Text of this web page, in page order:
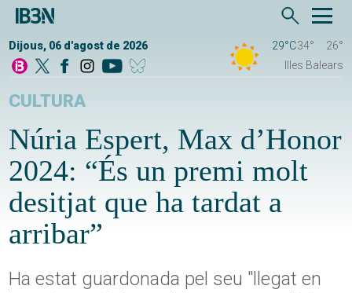
Dijous, 06 d'agost de 2026 29°C34°
26°
Illes Balears
CULTURA
Núria Espert, Max d’Honor
2024: “És un premi molt
desitjat que ha tardat a
arribar”
Ha estat guardonada pel seu "llegat en